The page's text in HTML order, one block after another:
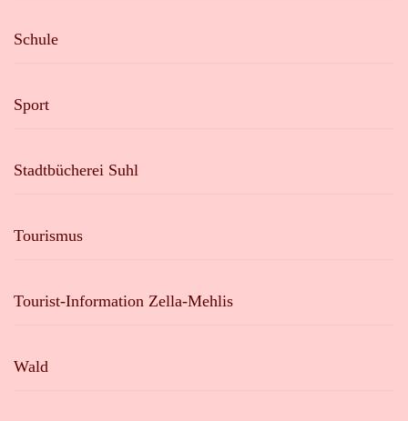
Schule
Sport
Stadtbücherei Suhl
Tourismus
Tourist-Information Zella-Mehlis
Wald